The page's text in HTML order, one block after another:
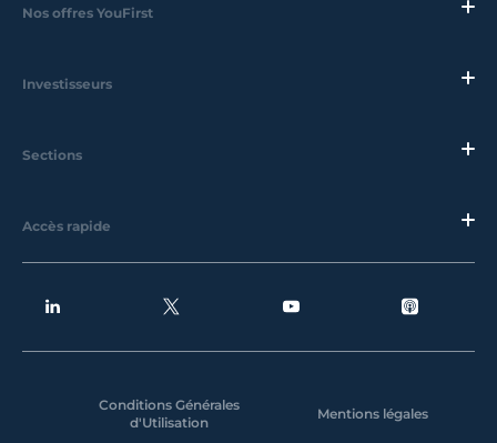
Nos offres YouFirst
Investisseurs
Sections
Accès rapide
Conditions Générales
d'Utilisation
Mentions légales